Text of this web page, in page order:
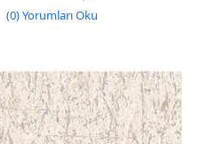
(0)Yorumları Oku